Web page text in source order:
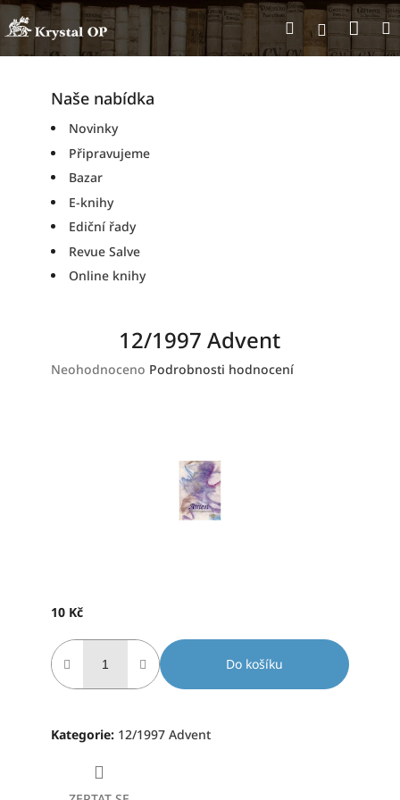
Přejít
na
obsah
Hledat
Naše nabídka
Novinky
Připravujeme
Bazar
E-knihy
Ediční řady
Revue Salve
Online knihy
12/1997 Advent
Průměrné
Neohodnoceno Podrobnosti hodnocení
10 Kč
cena:
Do košíku
Kategorie: 12/1997 Advent